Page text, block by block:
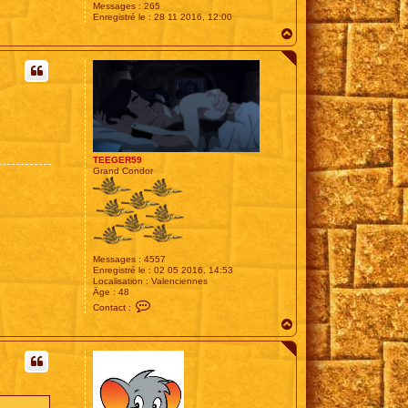
Messages : 265
Enregistré le : 28 11 2016, 12:00
a
u
TEEGER59
Grand Condor
Messages : 4557
Enregistré le : 02 05 2016, 14:53
Localisation : Valenciennes
Âge : 48
Contact :
t
e
T
a
u